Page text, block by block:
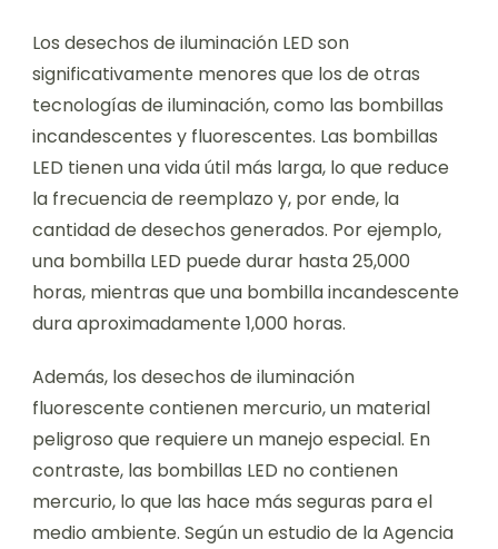
Los desechos de iluminación LED son
significativamente menores que los de otras
tecnologías de iluminación, como las bombillas
incandescentes y fluorescentes. Las bombillas
LED tienen una vida útil más larga, lo que reduce
la frecuencia de reemplazo y, por ende, la
cantidad de desechos generados. Por ejemplo,
una bombilla LED puede durar hasta 25,000
horas, mientras que una bombilla incandescente
dura aproximadamente 1,000 horas.
Además, los desechos de iluminación
fluorescente contienen mercurio, un material
peligroso que requiere un manejo especial. En
contraste, las bombillas LED no contienen
mercurio, lo que las hace más seguras para el
medio ambiente. Según un estudio de la Agencia